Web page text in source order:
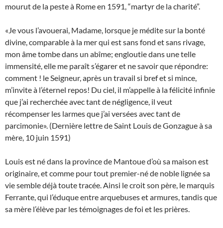
mourut de la peste à Rome en 1591, “martyr de la charité”.
«Je vous l’avouerai, Madame, lorsque je médite sur la bonté
divine, comparable à la mer qui est sans fond et sans rivage,
mon âme tombe dans un abîme; engloutie dans une telle
immensité, elle me paraît s’égarer et ne savoir que répondre:
comment ! le Seigneur, après un travail si bref et si mince,
m’invite à l’éternel repos! Du ciel, il m’appelle à la félicité infinie
que j’ai recherchée avec tant de négligence, il veut
récompenser les larmes que j’ai versées avec tant de
parcimonie». (Dernière lettre de Saint Louis de Gonzague à sa
mère, 10 juin 1591)
Louis est né dans la province de Mantoue d’où sa maison est
originaire, et comme pour tout premier-né de noble lignée sa
vie semble déjà toute tracée. Ainsi le croit son père, le marquis
Ferrante, qui l’éduque entre arquebuses et armures, tandis que
sa mère l’élève par les témoignages de foi et les prières.